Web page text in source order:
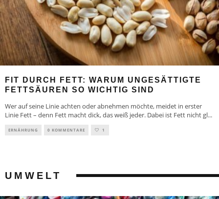
FIT DURCH FETT: WARUM UNGESÄTTIGTE
FETTSÄUREN SO WICHTIG SIND
Wer auf seine Linie achten oder abnehmen möchte, meidet in erster
Linie Fett – denn Fett macht dick, das weiß jeder. Dabei ist Fett nicht gl...
ERNÄHRUNG 0 KOMMENTARE 1
UMWELT